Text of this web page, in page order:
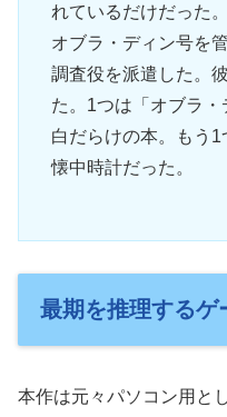
れているだけだった。
オブラ・ディン号を
調査役を派遣した。
た。1つは「オブラ
白だらけの本。もう
懐中時計だった。
最期を推理するゲ
本作は元々パソコン用と